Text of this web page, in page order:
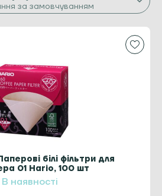
за замовчуванням
білі фільтри для
01 Hario, 100 шт
В наявності